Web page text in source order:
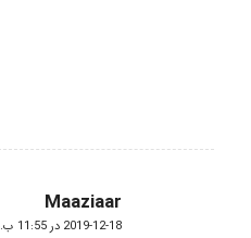
Maaziaar
گفته:
2019-12-18 در 11:55 ب.ظ